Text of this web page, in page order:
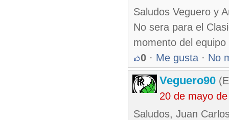
Saludos Veguero y
No sera para el
momento del
0 · Me gusta · No
Veguero90
20 de mayo
Saludos, Juan